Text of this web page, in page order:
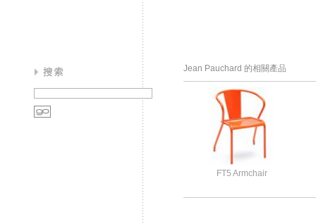
Jean Pauchard 的相關產品
FT5 Armchair